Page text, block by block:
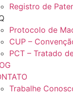
Registro de
Protocolo de
CUP –
PCT – Tratado
Trabalhe